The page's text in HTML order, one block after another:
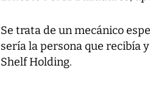
Se trata de un mecánico
sería la persona que recibía
Shelf Holding.